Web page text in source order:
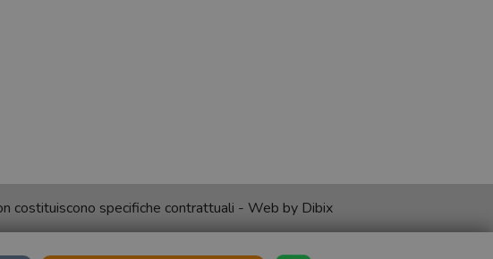
costituiscono specifiche contrattuali - Web by Dibix